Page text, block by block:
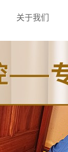
关于我们